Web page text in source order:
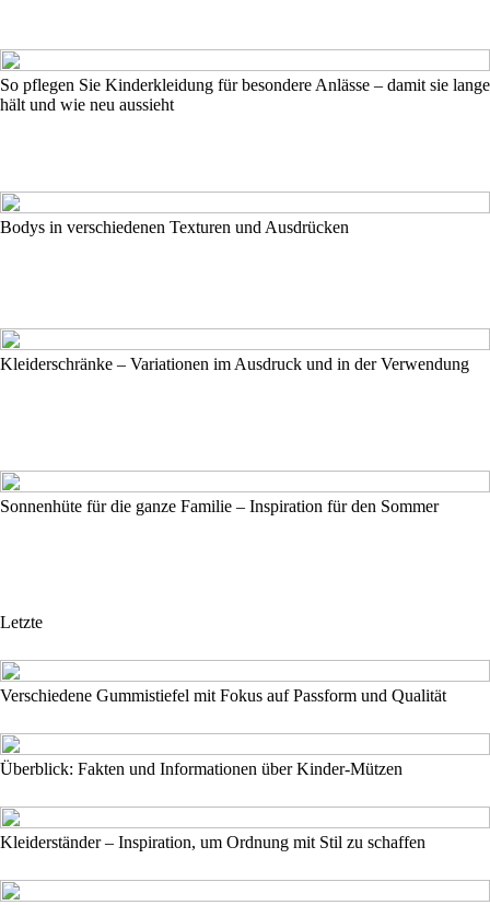
So pflegen Sie Kinderkleidung für besondere Anlässe – damit sie lange
hält und wie neu aussieht
Bodys in verschiedenen Texturen und Ausdrücken
Kleiderschränke – Variationen im Ausdruck und in der Verwendung
Sonnenhüte für die ganze Familie – Inspiration für den Sommer
Letzte
Verschiedene Gummistiefel mit Fokus auf Passform und Qualität
Überblick: Fakten und Informationen über Kinder-Mützen
Kleiderständer – Inspiration, um Ordnung mit Stil zu schaffen